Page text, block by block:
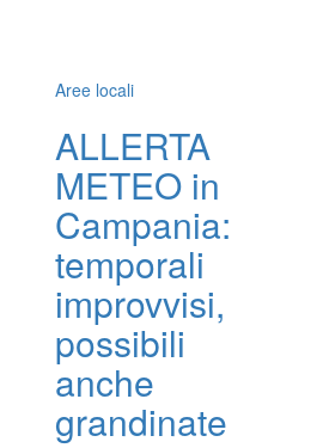
Aree locali
ALLERTA
METEO in
Campania:
temporali
improvvisi,
possibili
anche
grandinate